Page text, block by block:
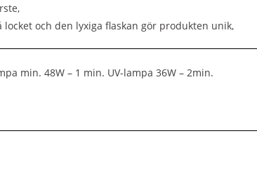
locket och den lyxiga flaskan gör produkten unik,
min. 48W – 1 min. UV-lampa 36W – 2min.